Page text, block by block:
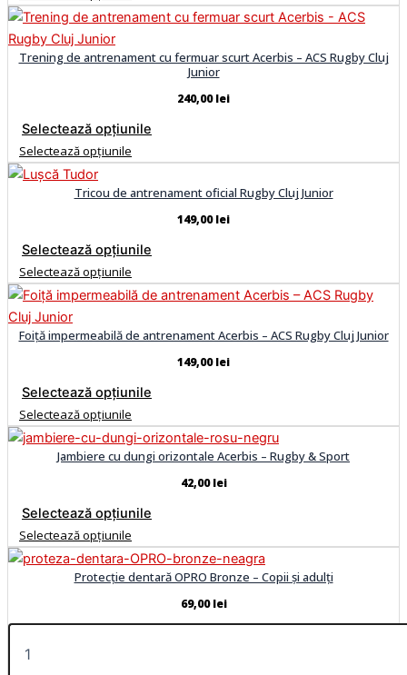
Trening de antrenament cu fermuar scurt Acerbis – ACS Rugby Cluj
Junior
240,00lei
Selectează opțiunile
Selectează opțiunile
Tricou de antrenament oficial Rugby Cluj Junior
149,00lei
Selectează opțiunile
Selectează opțiunile
Foiță impermeabilă de antrenament Acerbis – ACS Rugby Cluj Junior
149,00lei
Selectează opțiunile
Selectează opțiunile
Jambiere cu dungi orizontale Acerbis – Rugby & Sport
42,00lei
Selectează opțiunile
Selectează opțiunile
Protecție dentară OPRO Bronze – Copii și adulți
69,00lei